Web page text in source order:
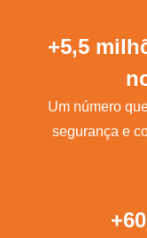
+5,5
Um número
segurança e